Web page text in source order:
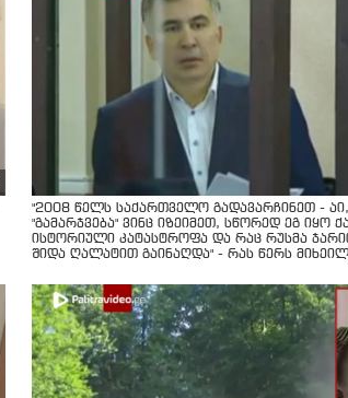
"2008 წელს საქართველო გადავარჩინეთ -
"გამარჯვება" ვინც იზეიმეთ, სწორედ ეგ იყო
ისტორიული კატასტროფა და რაც რუსმა
შიდა ღალატით გაინაღდა" - რას წერს